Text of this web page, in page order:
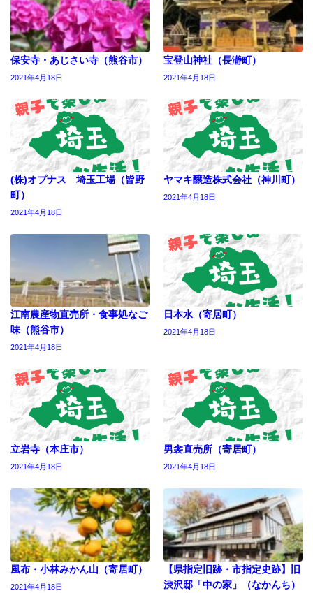
保安寺・あじさい寺（熊谷市）
2021年4月18日
宝登山神社（長瀞町）
2021年4月18日
(株)オプナス 埼玉工場（皆野
町）
2021年4月18日
ヤマキ醸造株式会社（神川町）
2021年4月18日
江南農産物直売所・食事処なご
味（熊谷市）
2021年4月18日
日本水（寄居町）
2021年4月18日
立岩寺（本庄市）
2021年4月18日
男衾直売所（寄居町）
2021年4月18日
風布・小林みかん山（寄居町）
2021年4月18日
【県指定旧跡・市指定史跡】旧
渋沢邸「中の家」（なかんち）